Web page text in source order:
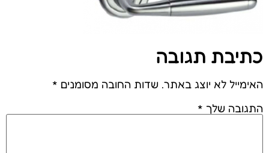
כתיבת תגובה
האימייל לא יוצג באתר. שדות החובה מסומנים *
התגובה שלך *